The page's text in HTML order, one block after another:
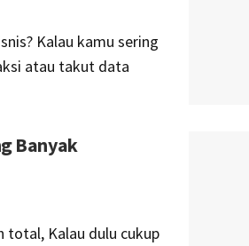
Kalau kamu sering
atau takut data
Banyak
total, Kalau dulu cukup